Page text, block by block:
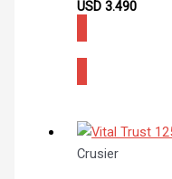
USD3.490
Crusier